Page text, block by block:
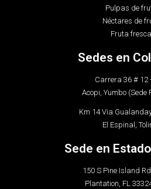
Pulpas de
Néctares de
Fruta fresca
Sedes en
Carrera 36 # 12
Acopi, Yumbo (Sede
Km 14 Via
El Espinal,
Sede en
150 S Pine Island
Plantation, FL